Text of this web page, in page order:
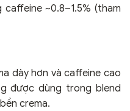
~0.8–1.5% (tham
dày hơn và caffeine cao
được dùng trong blend
crema.